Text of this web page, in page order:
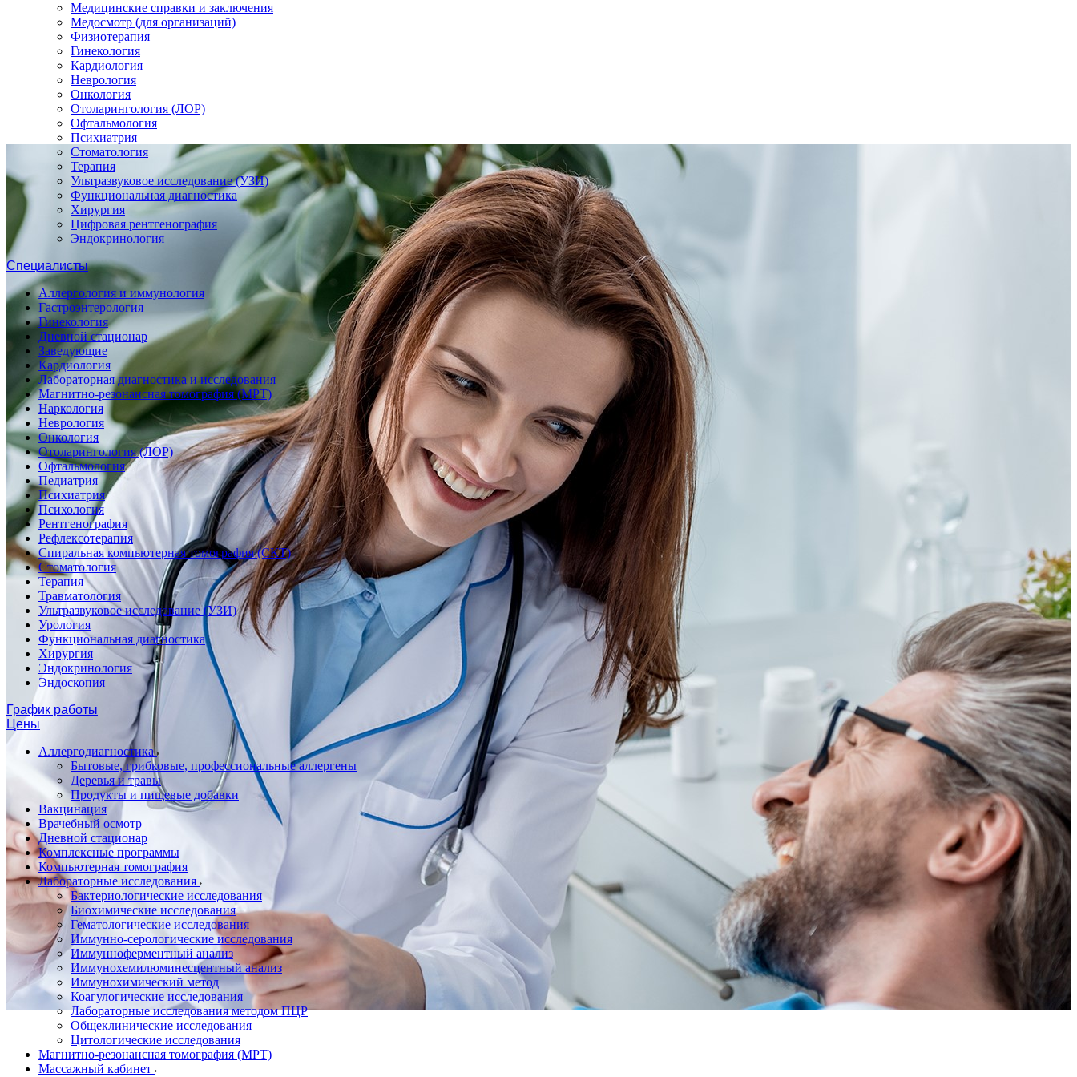
Медицинские справки и заключения
Медосмотр (для организаций)
Физиотерапия
Гинекология
Кардиология
Неврология
Онкология
Отоларингология (ЛОР)
Офтальмология
Психиатрия
Стоматология
Терапия
Ультразвуковое исследование (УЗИ)
Функциональная диагностика
Хирургия
Цифровая рентгенография
Эндокринология
Специалисты
Аллергология и иммунология
Гастроэнтерология
Гинекология
Дневной стационар
Заведующие
Кардиология
Лабораторная диагностика и исследования
Магнитно-резонансная томография (МРТ)
Наркология
Неврология
Онкология
Отоларингология (ЛОР)
Офтальмология
Педиатрия
Психиатрия
Психология
Рентгенография
Рефлексотерапия
Спиральная компьютерная томография (СКТ)
Стоматология
Терапия
Травматология
Ультразвуковое исследование (УЗИ)
Урология
Функциональная диагностика
Хирургия
Эндокринология
Эндоскопия
График работы
Цены
Аллергодиагностика
Бытовые, грибковые, профессиональные аллергены
Деревья и травы
Продукты и пищевые добавки
Вакцинация
Врачебный осмотр
Дневной стационар
Комплексные программы
Компьютерная томография
Лабораторные исследования
Бактериологические исследования
Биохимические исследования
Гематологические исследования
Иммунно-серологические исследования
Иммунноферментный анализ
Иммунохемилюминесцентный анализ
Иммунохимический метод
Коагулогические исследования
Лабораторные исследования методом ПЦР
Общеклинические исследования
Цитологические исследования
Магнитно-резонансная томография (МРТ)
Массажный кабинет